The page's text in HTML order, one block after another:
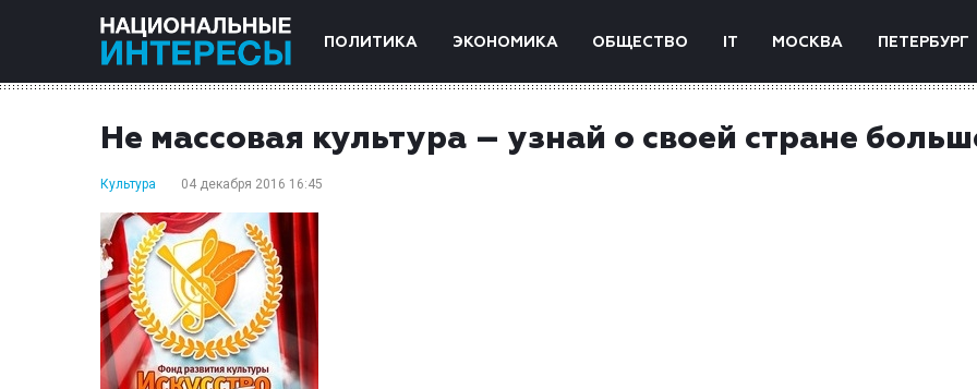
ПОЛИТИКА ЭКОНОМИКА ОБЩЕСТВО IT МОСКВА ПЕТЕРБУРГ
Не массовая культура – узнай о своей стране
Культура 04 декабря 2016 16:45